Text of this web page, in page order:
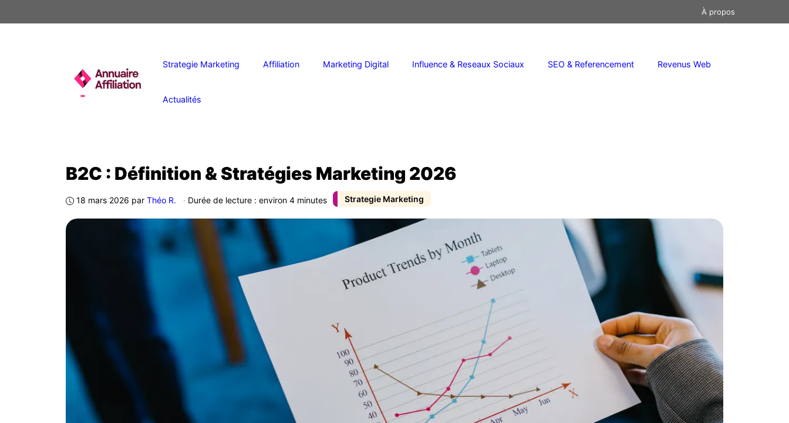
au
À propos
Strategie Marketing Affiliation Marketing Digital Influence & Reseaux Sociaux SEO & Referencement Revenus Web
Actualités
Strategie Marketing
B2C : Définition & Stratégies Marketing 2026
18 mars 2026 par Théo R. · Durée de lecture : environ 4 minutes